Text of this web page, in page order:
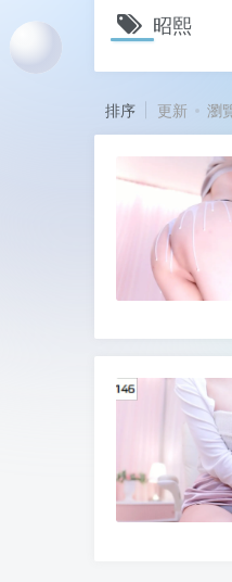
昭熙
排序 更新 瀏